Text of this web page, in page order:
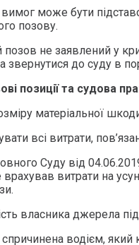
може бути
позову.
не заявлений у
звернутися до суду в
позиції та судова
матеріальної
всі витрати,
Суду від
витрати на
власника джерела
водієм,